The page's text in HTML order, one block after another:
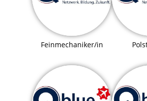
Feinmechaniker/in